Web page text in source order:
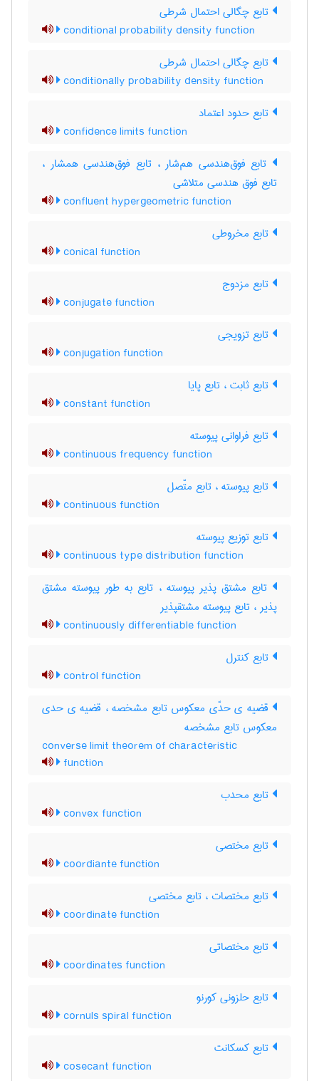
تابع چگالی احتمال شرطی
conditional probability density function
تابع چگالی احتمال شرطی
conditionally probability density function
تابع حدود اعتماد
confidence limits function
تابع فوق‌هندسی هم‌شار ، تابع فوق‌هندسی همشار ،
تابع فوق هندسی متلاشی
confluent hypergeometric function
تابع مخروطی
conical function
تابع مزدوج
conjugate function
تابع تزویجی
conjugation function
تابع ثابت ، تابع پایا
constant function
تابع فراوانی پیوسته
continuous frequency function
تابع پیوسته ، تابع متّصل
continuous function
تابع توزیع پیوسته
continuous type distribution function
تابع مشتق پذیر پیوسته ، تابع به طور پیوسته مشتق
پذیر ، تابع پیوسته مشتقپذیر
continuously differentiable function
تابع کنترل
control function
قضیه ی حدّی معکوس تابع مشخصه ، قضیه ی حدی
معکوس تابع مشخصه
converse limit theorem of characteristic
function
تابع محدب
convex function
تابع مختصی
coordiante function
تابع مختصات ، تابع مختصی
coordinate function
تابع مختصاتی
coordinates function
تابع حلزونی کورنو
cornuls spiral function
تابع کسکانت
cosecant function